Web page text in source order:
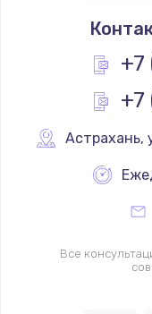
+7
+7
Астрахань,
Все